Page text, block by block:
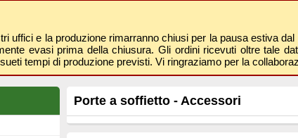
uffici e la produzione rimarranno chiusi per la pausa estiva
evasi prima della chiusura. Gli ordini ricevuti oltre tale
tempi di produzione previsti. Vi ringraziamo per la
Porte a soffietto - Accessori